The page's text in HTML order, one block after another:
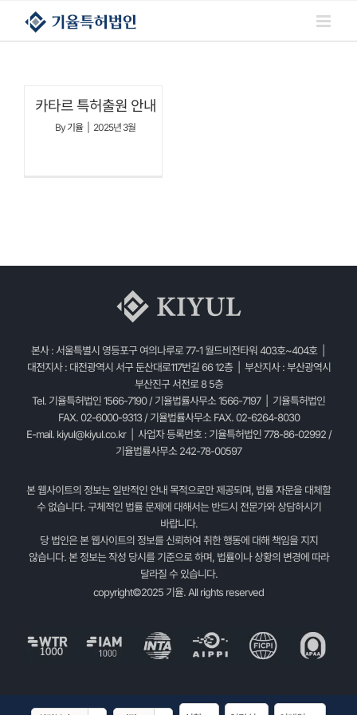
콘텐츠로
건너뛰기
카타르 특허출원 안내
By기율 2025년 3월
본사 : 서울특별시 영등포구 여의나루로 77-1 월드비전타워 403호~404호 |
대전지사 : 대전광역시 서구 둔산대로117번길 66 12층 | 부산지사 : 부산광역시
부산진구 서전로 8 5층
Tel. 기율특허법인 1566-7190 / 기율법률사무소 1566-7197 | 기율특허법인
FAX. 02-6000-9313 / 기율법률사무소 FAX. 02-6264-8030
E-mail. kiyul@kiyul.co.kr| 사업자 등록번호 : 기율특허법인 778-86-02992 /
기율법률사무소 242-78-00597
본 웹사이트의 정보는 일반적인 안내 목적으로만 제공되며, 법률 자문을 대체할
수 없습니다. 구체적인 법률 문제에 대해서는 반드시 전문가와 상담하시기
바랍니다.
당 법인은 본 웹사이트의 정보를 신뢰하여 취한 행동에 대해 책임을 지지
않습니다. 본 정보는 작성 당시를 기준으로 하며, 법률이나 상황의 변경에 따라
달라질 수 있습니다.
copyright©2025 기율. All rights reserved